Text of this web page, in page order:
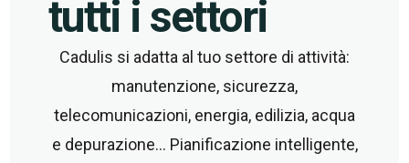
tutti i settori
Cadulis si adatta al tuo settore di attività:
manutenzione, sicurezza,
telecomunicazioni, energia, edilizia, acqua
e depurazione... Pianificazione intelligente,